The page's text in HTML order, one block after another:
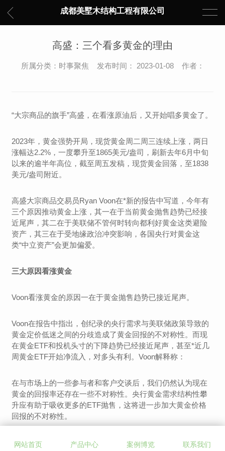
成都美墅木结构工程有限公司
高盛：三个看多黄金的理由
所属分类：时事聚焦 发布时间： 2023-01-08 作者：
“大宗商品的旗手”高盛，在看涨原油后，又开始唱多黄金了。
2023年，黄金强势开局，现货黄金周二周三连续上涨，两日
涨幅达2.2%，一度攀升至1865美元/盎司，刷新去年6月中旬
以来的逾半年高位，截至周五发稿，现货黄金回落，至1838
美元/盎司附近。
高盛大宗商品交易员Ryan Voon在*新的报告中写道，今年有
三个原因推动黄金上涨，其一在于当前黄金抛售趋势已经接
近尾声，其二在于美联储不管何时转向都利好黄金这类避险
资产，其三在于受地缘政治冲突影响，各国央行对黄金这
类“中立资产”会更加偏爱。
三大原因看涨黄金
Voon看涨黄金的原因一在于黄金抛售趋势已接近尾声。
Voon在报告中指出，创纪录的央行需求与美联储政策导致的
黄金定价低迷之间的分歧造成了黄金回报的不对称性。而现
在黄金ETF和投机头寸的下降趋势已经接近尾声，甚至*近几
周黄金ETF开始净流入，对多头有利。Voon解释称：
在与市场上的一些参与者和客户交谈后，我们仍然认为现在
黄金的回报率还存在一些不对称性。央行黄金需求结构性攀
升应有助于吸收更多的ETF抛售，这将进一步加大黄金价格
回报的不对称性。
一些现货交易者还称，他们希望价格回落至1700附近，这会
网站首页 产品中心 案例博览 联系我们